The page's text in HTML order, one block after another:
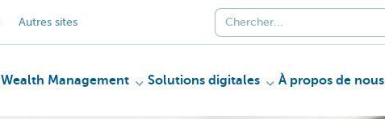
Autres sites
Wealth Management Solutions digitales À propos de nous